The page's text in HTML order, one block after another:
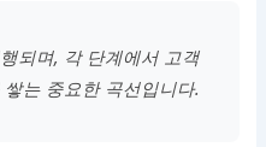
되며, 각 단계에서 고객
는 중요한 곡선입니다.